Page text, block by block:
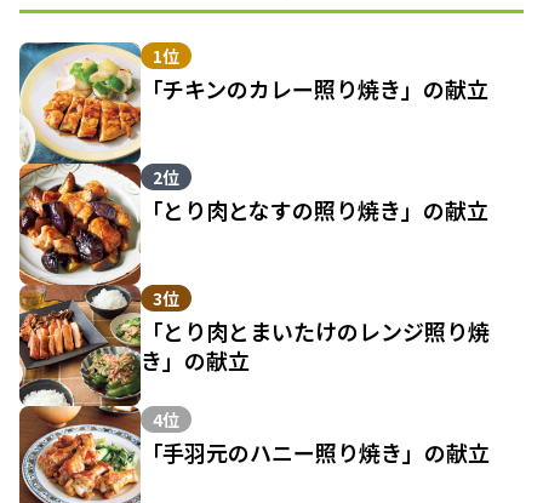
1位
「チキンのカレー照り焼き」の献立
2位
「とり肉となすの照り焼き」の献立
3位
「とり肉とまいたけのレンジ照り焼
き」の献立
4位
「手羽元のハニー照り焼き」の献立